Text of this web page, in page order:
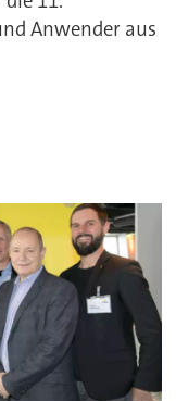
Anwender aus